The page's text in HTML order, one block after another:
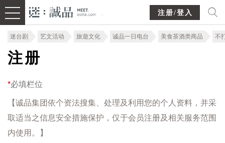
注册/登入
迷台剧 艺文活动 旅遊文化 诚品一日电台 美食茶酒类商品 不
注册
*必填栏位
【诚品集团依个资法搜集、处理及利用您的个人资料，并采
取适当之信息安全措施保护，仅于会员注册及相关服务范围
内使用。】